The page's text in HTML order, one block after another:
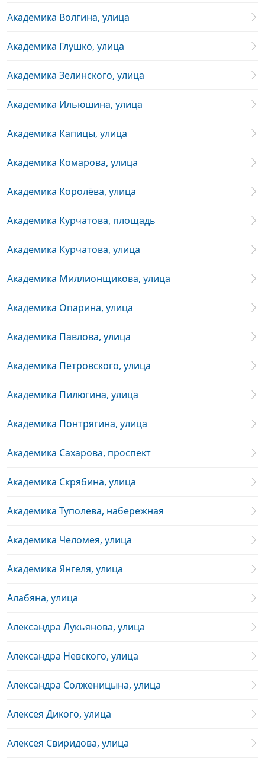
Академика Волгина, улица
Академика Глушко, улица
Академика Зелинского, улица
Академика Ильюшина, улица
Академика Капицы, улица
Академика Комарова, улица
Академика Королёва, улица
Академика Курчатова, площадь
Академика Курчатова, улица
Академика Миллионщикова, улица
Академика Опарина, улица
Академика Павлова, улица
Академика Петровского, улица
Академика Пилюгина, улица
Академика Понтрягина, улица
Академика Сахарова, проспект
Академика Скрябина, улица
Академика Туполева, набережная
Академика Челомея, улица
Академика Янгеля, улица
Алабяна, улица
Александра Лукьянова, улица
Александра Невского, улица
Александра Солженицына, улица
Алексея Дикого, улица
Алексея Свиридова, улица